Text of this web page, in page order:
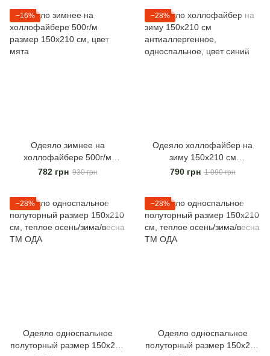
−16%
Одеяло зимнее на
холлофайбере 500г/м
размер 150х210 см, цвет
782 грн 930 грн
−28%
Одеяло холлофайбер на
зиму 150х210 см
антиаллергенное,
790 грн 1 090 грн
−28%
Одеяло односпальное
полуторный размер 150х210
−28%
Одеяло односпальное
полуторный размер 150х210